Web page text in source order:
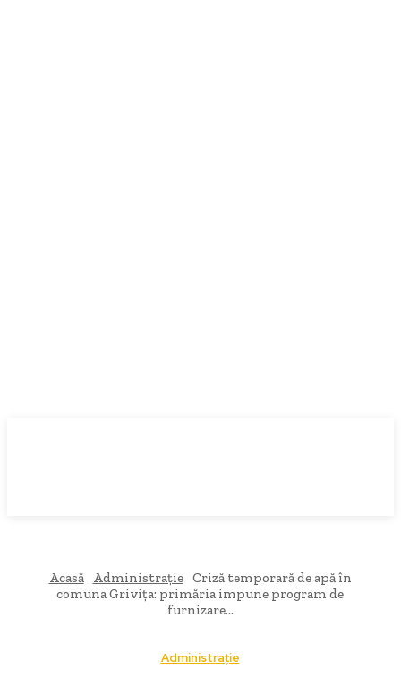
Acasă Administrație Criză temporară de apă în
comuna Grivița: primăria impune program de
furnizare...
Administrație